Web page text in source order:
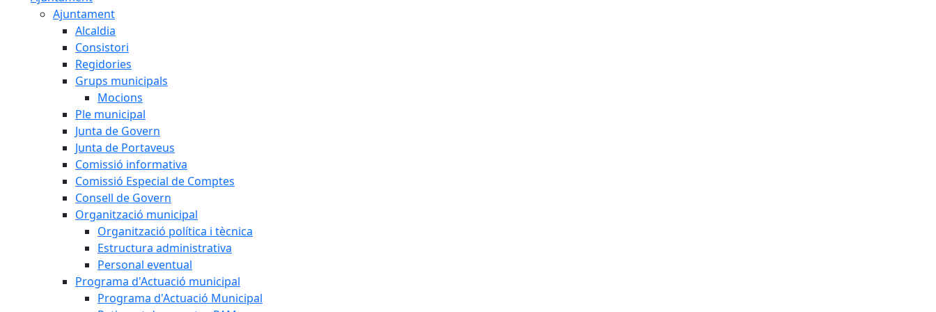
Ajuntament
Alcaldia
Consistori
Regidories
Grups municipals
Mocions
Ple municipal
Junta de Govern
Junta de Portaveus
Comissió informativa
Comissió Especial de Comptes
Consell de Govern
Organització municipal
Organització política i tècnica
Estructura administrativa
Personal eventual
Programa d'Actuació municipal
Programa d'Actuació Municipal